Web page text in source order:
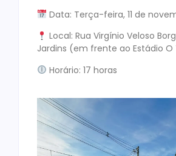
Data: Terça-feira, 11 de
Local: Rua Virgínio Veloso
Jardins (em frente ao Estádio O
Horário: 17 horas